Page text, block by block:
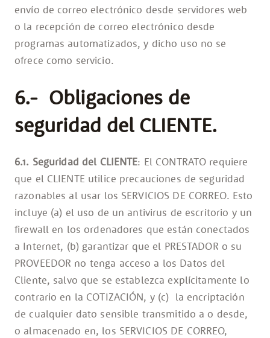
envío de correo electrónico desde servidores web
o la recepción de correo electrónico desde
programas automatizados, y dicho uso no se
ofrece como servicio.
6.- Obligaciones de
seguridad del CLIENTE.
6.1. Seguridad del CLIENTE: El CONTRATO requiere
que el CLIENTE utilice precauciones de seguridad
razonables al usar los SERVICIOS DE CORREO. Esto
incluye (a) el uso de un antivirus de escritorio y un
firewall en los ordenadores que están conectados
a Internet, (b) garantizar que el PRESTADOR o su
PROVEEDOR no tenga acceso a los Datos del
Cliente, salvo que se establezca explícitamente lo
contrario en la COTIZACIÓN, y (c) la encriptación
de cualquier dato sensible transmitido a o desde,
o almacenado en, los SERVICIOS DE CORREO,